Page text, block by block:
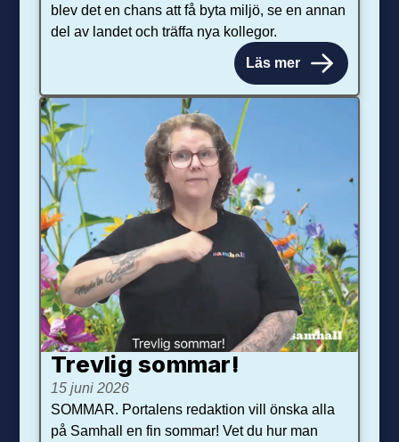
blev det en chans att få byta miljö, se en annan
del av landet och träffa nya kollegor.
Läs mer
Trevlig sommar!
15 juni 2026
SOMMAR. Portalens redaktion vill önska alla
på Samhall en fin sommar! Vet du hur man